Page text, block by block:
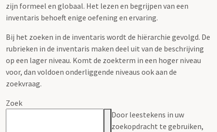
zijn formeel en globaal. Het lezen en begrijpen van een
inventaris behoeft enige oefening en ervaring.
Bij het zoeken in de inventaris wordt de hiërarchie gevolgd. De
rubrieken in de inventaris maken deel uit van de beschrijving
op een lager niveau. Komt de zoekterm in een hoger niveau
voor, dan voldoen onderliggende niveaus ook aan de
zoekvraag.
Zoek
Door leestekens in uw
zoekopdracht te gebruiken,